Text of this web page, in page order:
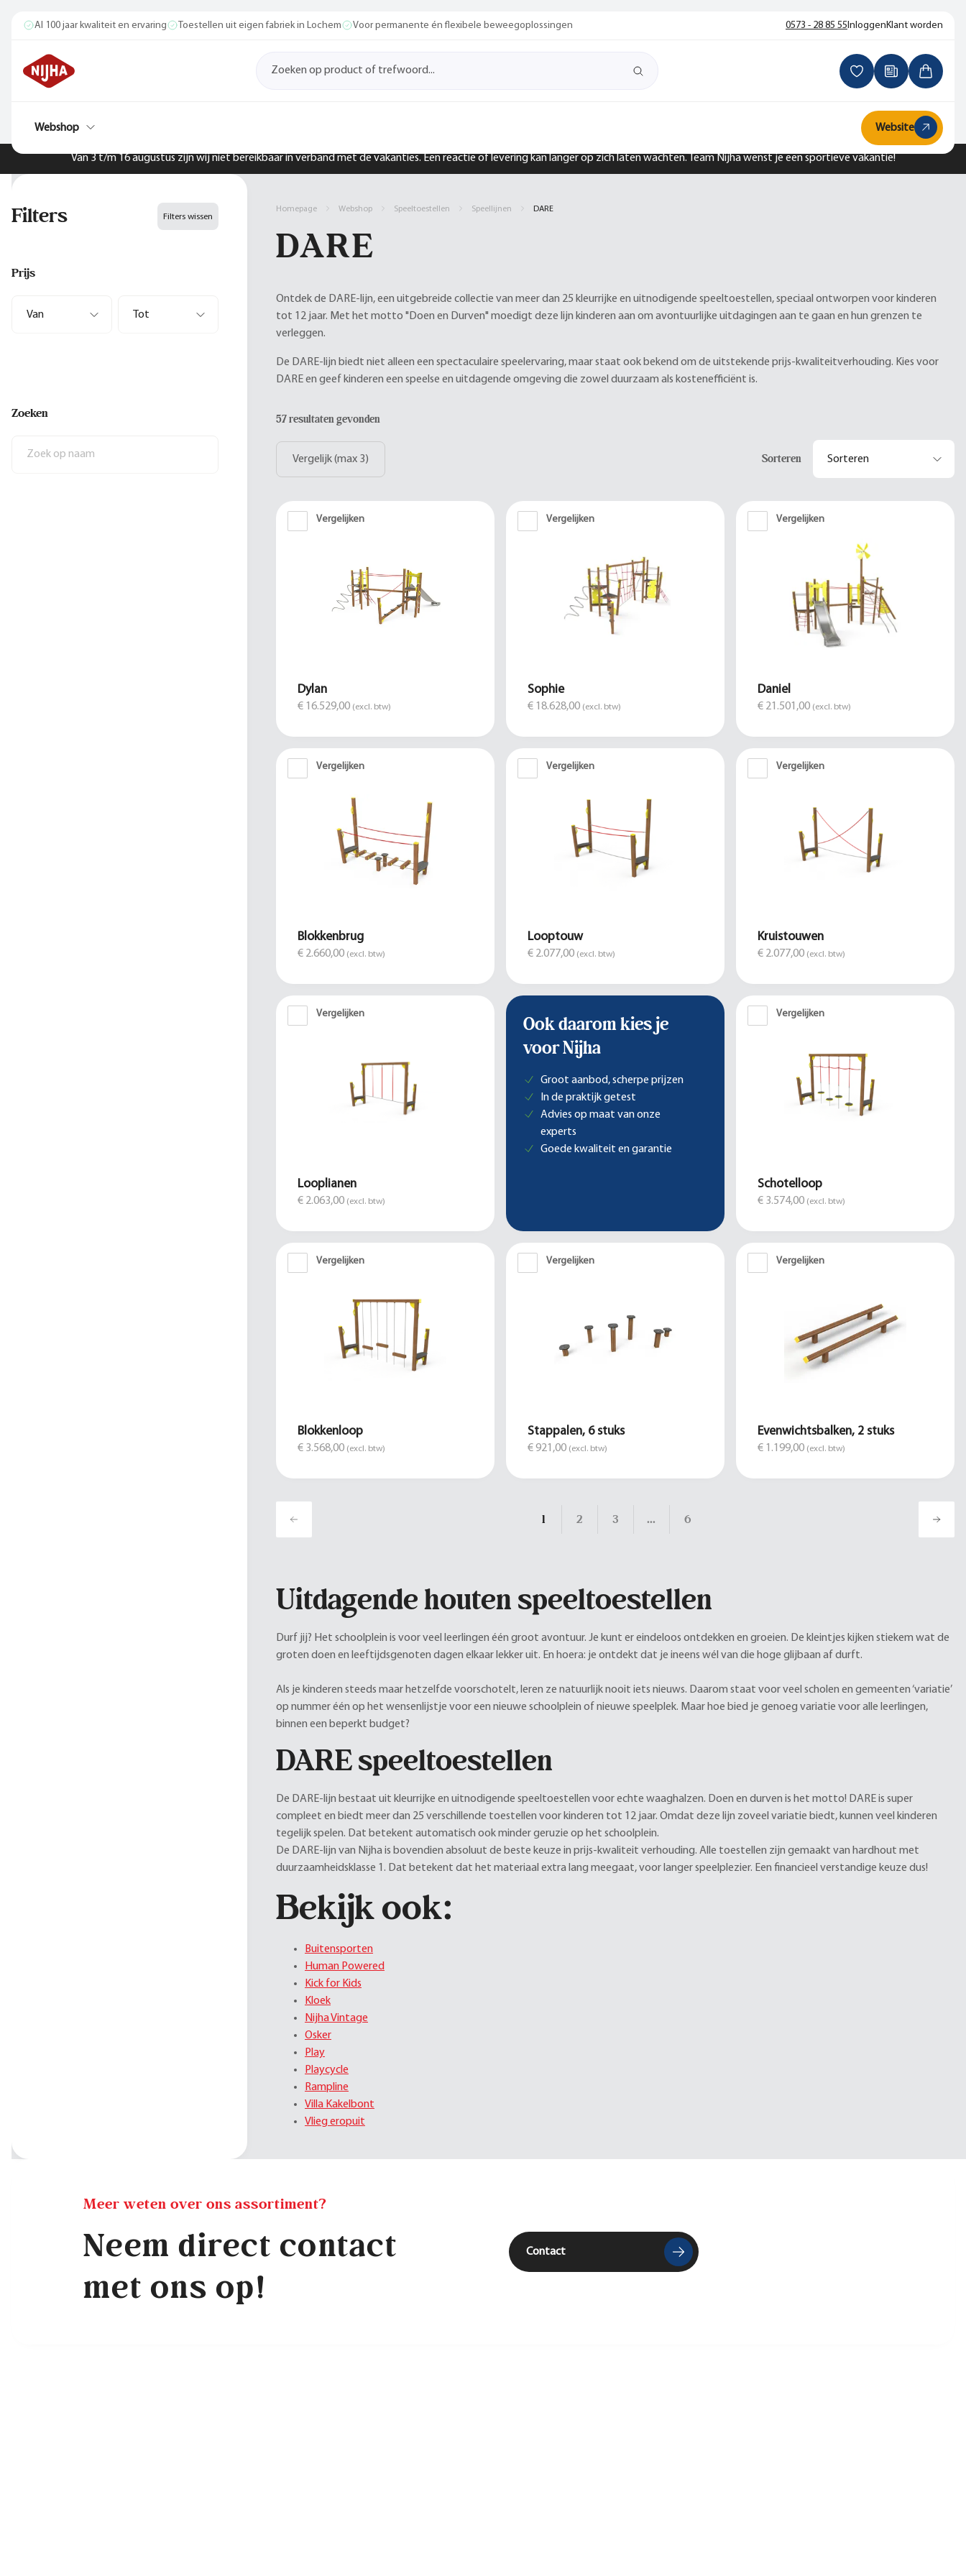
Van 3 t/m 16 augustus zijn wij niet bereikbaar in verband met de vakanties. Een reactie of levering kan langer op zich laten wachten. Team Nijha wenst je een sportieve vakantie!
Al 100 jaar kwaliteit en ervaring Toestellen uit eigen fabriek in Lochem Voor permanente én flexibele beweegoplossingen 0573 - 28 85 55InloggenKlant worden
Webshop Website
Filters Filters wissen
Prijs
Zoeken
Homepage Webshop Speeltoestellen Speellijnen DARE
DARE
Ontdek de DARE-lijn, een uitgebreide collectie van meer dan 25 kleurrijke en uitnodigende speeltoestellen, speciaal ontworpen voor kinderen
tot 12 jaar. Met het motto "Doen en Durven" moedigt deze lijn kinderen aan om avontuurlijke uitdagingen aan te gaan en hun grenzen te
verleggen.
De DARE-lijn biedt niet alleen een spectaculaire speelervaring, maar staat ook bekend om de uitstekende prijs-kwaliteitverhouding. Kies voor
DARE en geef kinderen een speelse en uitdagende omgeving die zowel duurzaam als kostenefficiënt is.
57 resultaten gevonden
Vergelijk (max 3) Sorteren
Vergelijken
Dylan
€ 16.529,00 (excl. btw)
Vergelijken
Sophie
€ 18.628,00 (excl. btw)
Vergelijken
Daniel
€ 21.501,00 (excl. btw)
Vergelijken
Blokkenbrug
€ 2.660,00 (excl. btw)
Vergelijken
Looptouw
€ 2.077,00 (excl. btw)
Vergelijken
Kruistouwen
€ 2.077,00 (excl. btw)
Vergelijken
Looplianen
€ 2.063,00 (excl. btw)
Ook daarom kies je
voor Nijha
Groot aanbod, scherpe prijzen
In de praktijk getest
Advies op maat van onze
experts
Goede kwaliteit en garantie
Vergelijken
Schotelloop
€ 3.574,00 (excl. btw)
Vergelijken
Blokkenloop
€ 3.568,00 (excl. btw)
Vergelijken
Stappalen, 6 stuks
€ 921,00 (excl. btw)
Vergelijken
Evenwichtsbalken, 2 stuks
€ 1.199,00 (excl. btw)
1 2 3 ... 6
Uitdagende houten speeltoestellen
Durf jij? Het schoolplein is voor veel leerlingen één groot avontuur. Je kunt er eindeloos ontdekken en groeien. De kleintjes kijken stiekem wat de
groten doen en leeftijdsgenoten dagen elkaar lekker uit. En hoera: je ontdekt dat je ineens wél van die hoge glijbaan af durft.
Als je kinderen steeds maar hetzelfde voorschotelt, leren ze natuurlijk nooit iets nieuws. Daarom staat voor veel scholen en gemeenten ‘variatie’
op nummer één op het wensenlijstje voor een nieuwe schoolplein of nieuwe speelplek. Maar hoe bied je genoeg variatie voor alle leerlingen,
binnen een beperkt budget?
DARE speeltoestellen
De DARE-lijn bestaat uit kleurrijke en uitnodigende speeltoestellen voor echte waaghalzen. Doen en durven is het motto! DARE is super
compleet en biedt meer dan 25 verschillende toestellen voor kinderen tot 12 jaar. Omdat deze lijn zoveel variatie biedt, kunnen veel kinderen
tegelijk spelen. Dat betekent automatisch ook minder geruzie op het schoolplein.
De DARE-lijn van Nijha is bovendien absoluut de beste keuze in prijs-kwaliteit verhouding. Alle toestellen zijn gemaakt van hardhout met
duurzaamheidsklasse 1. Dat betekent dat het materiaal extra lang meegaat, voor langer speelplezier. Een financieel verstandige keuze dus!
Bekijk ook:
Buitensporten
Human Powered
Kick for Kids
Kloek
Nijha Vintage
Osker
Play
Playcycle
Rampline
Villa Kakelbont
Vlieg eropuit
Meer weten over ons assortiment?
Neem direct contact
met ons op!
Contact